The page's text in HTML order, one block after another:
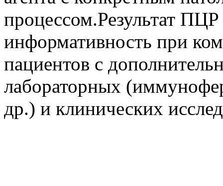
процессом.Результат
информативность при
пациентов с
лабораторных
др.) и клинических